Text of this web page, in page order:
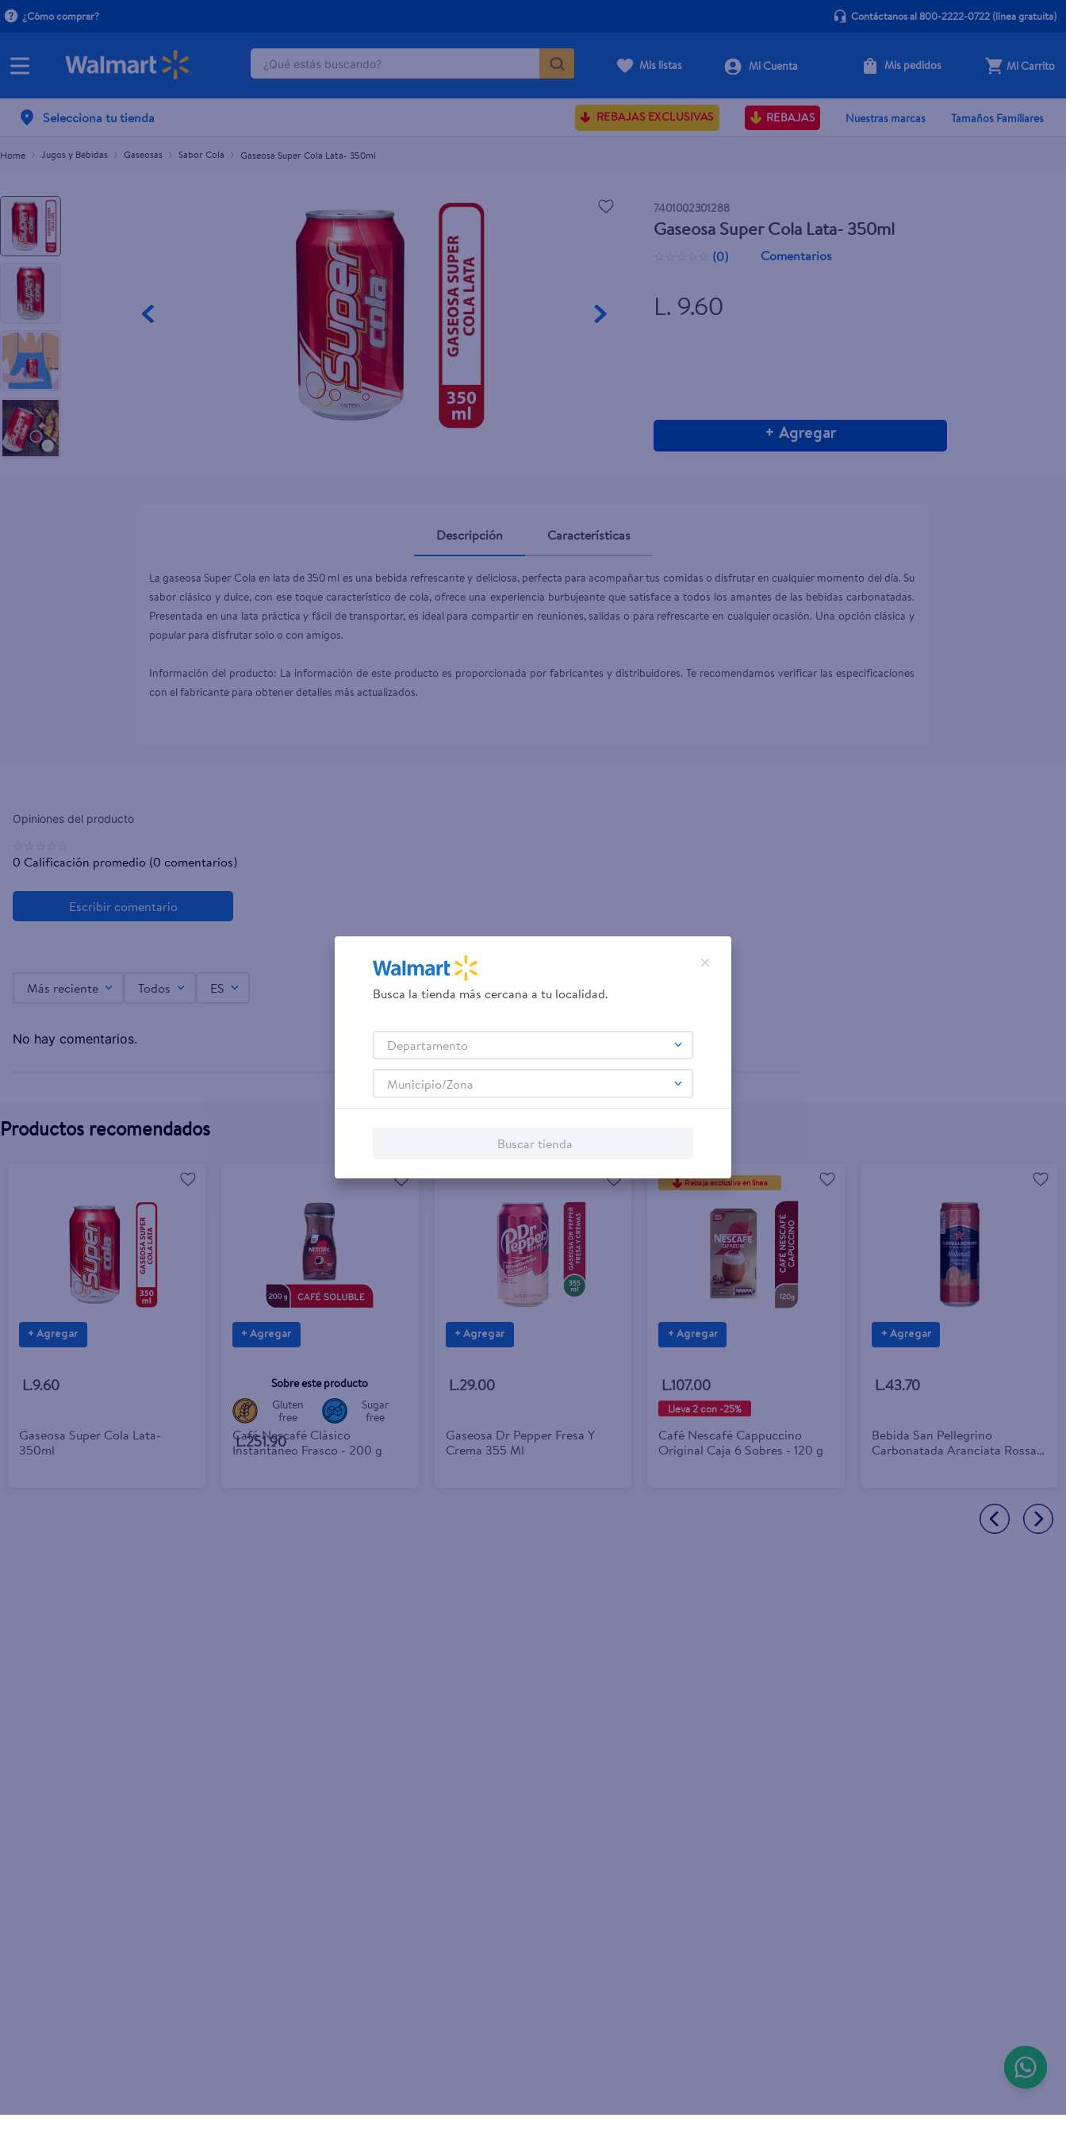
¿Cómo comprar? Contáctanos al 800-2222-0722(línea gratuita)
¿Qué estás buscando?
Mis listas Mis pedidos Mi Carrito
Selecciona tu tienda REBAJAS EXCLUSIVAS REBAJAS Nuestras marcas Tamaños Familiares
Jugos y Bebidas Gaseosas Sabor Cola Gaseosa Super Cola Lata- 350ml
7401002301288
Gaseosa Super Cola Lata- 350ml
(0) Comentarios
L. 9.60
+ Agregar
Gaseosa Super Cola Lata- 350ml
L.9.60 + Agregar
Descripción Características
La gaseosa Super Cola en lata de 350 ml es una bebida refrescante y deliciosa, perfecta para acompañar tus comidas o disfrutar en cualquier momento del día. Su
sabor clásico y dulce, con ese toque característico de cola, ofrece una experiencia burbujeante que satisface a todos los amantes de las bebidas carbonatadas.
Presentada en una lata práctica y fácil de transportar, es ideal para compartir en reuniones, salidas o para refrescarte en cualquier ocasión. Una opción clásica y
popular para disfrutar solo o con amigos.
Información del producto: La información de este producto es proporcionada por fabricantes y distribuidores. Te recomendamos verificar las especificaciones
con el fabricante para obtener detalles más actualizados.
0 Calificación promedio (0 comentarios)
Más reciente Todos ES
No hay comentarios.
Productos recomendados
+ Agregar
L.9.60
Gaseosa Super Cola Lata-
350ml
+ Agregar
Sobre este producto
Gluten
free
Sugar
free
L.251.90
Café Nescafé Clásico
Instantáneo Frasco - 200 g
+ Agregar
L.29.00
Gaseosa Dr Pepper Fresa Y
Crema 355 Ml
Rebaja exclusiva en línea
+ Agregar
L.107.00
Lleva 2 con -25%
Café Nescafé Cappuccino
Original Caja 6 Sobres - 120 g
+ Agregar
L.43.70
Bebida San Pellegrino
Carbonatada Aranciata Rossa -
Busca la tienda más cercana a tu localidad.
Departamento
Municipio/Zona
Buscar tienda
TÉRMINOS MÁS BUSCADOS
dove uv
serums corporales dove
gillette venus
pañales
goodyear
dove
aceite